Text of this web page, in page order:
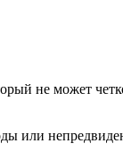
не может
или